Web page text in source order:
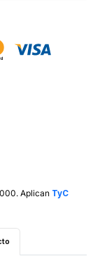
Aplican TyC